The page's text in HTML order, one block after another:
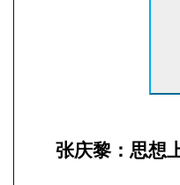
张庆黎：思想